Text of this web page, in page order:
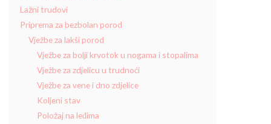
Lažni trudovi
Priprema za bezbolan porod
Vježbe za lakši porod
Vježbe za bolji krvotok u nogama i stopalima
Vježbe za zdjelicu u trudnoći
Vježbe za vene i dno zdjelice
Koljeni stav
Položaj na leđima